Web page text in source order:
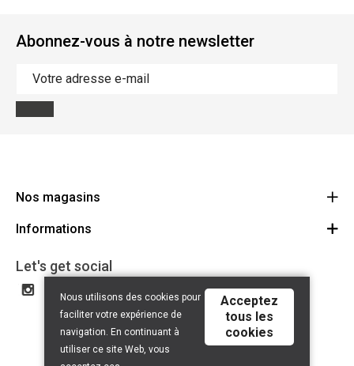
Abonnez-vous à notre newsletter
Nos magasins
Cycles Arnold Kontz Gare / Bonnevoie
+352 40 96 74 214 / +352 40 96 74 215
LU 24502609
Informations
Conditions générales
Avertissement
Politique de confidentialité
Let's get social
Nous utilisons des cookies pour
faciliter votre expérience de
navigation. En continuant à
utiliser ce site Web, vous
Acceptez
tous les
cookies